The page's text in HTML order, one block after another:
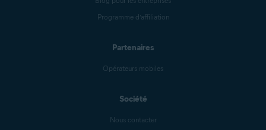
Programme d’affiliation
Partenaires
Opérateurs mobiles
Société
Nous contacter